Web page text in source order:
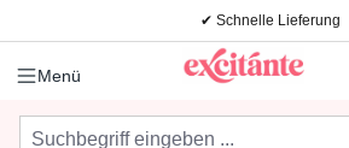
Zum Hauptinhalt springen✔ Schnelle Lieferung
Menü